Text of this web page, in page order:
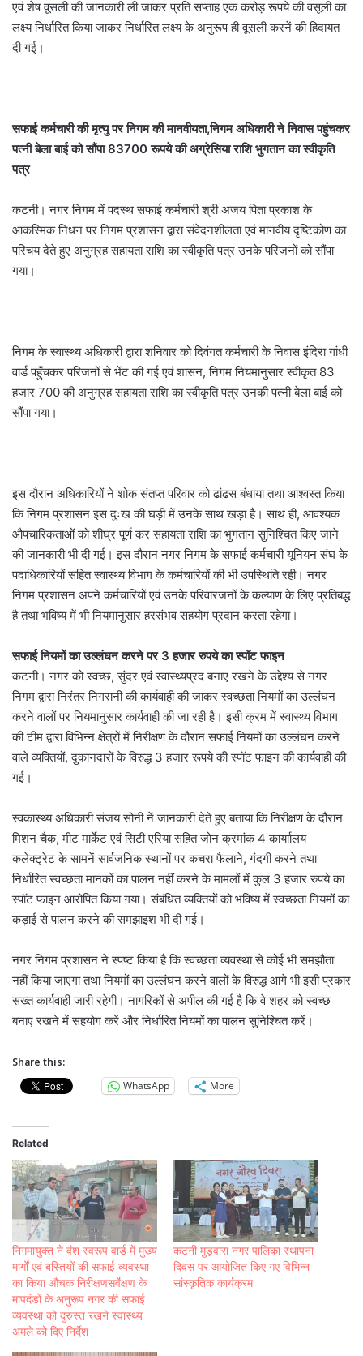
एवं शेष वूसली की जानकारी ली जाकर प्रति सप्ताह एक करोड़ रूपये की वसूली का
लक्ष्य निर्धारित किया जाकर निर्धारित लक्ष्य के अनुरूप ही वूसली करनें की हिदायत
दी गई।
सफाई कर्मचारी की मृत्यु पर निगम की मानवीयता,निगम अधिकारी ने निवास पहुंचकर
पत्नी बेला बाई को सौंपा 83700 रूपये की अग्रेसिया राशि भुगतान का स्वीकृति
पत्र
कटनी। नगर निगम में पदस्थ सफाई कर्मचारी श्री अजय पिता प्रकाश के
आकस्मिक निधन पर निगम प्रशासन द्वारा संवेदनशीलता एवं मानवीय दृष्टिकोण का
परिचय देते हुए अनुग्रह सहायता राशि का स्वीकृति पत्र उनके परिजनों को सौंपा
गया।
निगम के स्वास्थ्य अधिकारी द्वारा शनिवार को दिवंगत कर्मचारी के निवास इंदिरा गांधी
वार्ड पहुँचकर परिजनों से भेंट की गई एवं शासन, निगम नियमानुसार स्वीकृत 83
हजार 700 की अनुग्रह सहायता राशि का स्वीकृति पत्र उनकी पत्नी बेला बाई को
सौंपा गया।
इस दौरान अधिकारियों ने शोक संतप्त परिवार को ढांढस बंधाया तथा आश्वस्त किया
कि निगम प्रशासन इस दुःख की घड़ी में उनके साथ खड़ा है। साथ ही, आवश्यक
औपचारिकताओं को शीघ्र पूर्ण कर सहायता राशि का भुगतान सुनिश्चित किए जाने
की जानकारी भी दी गई। इस दौरान नगर निगम के सफाई कर्मचारी यूनियन संघ के
पदाधिकारियों सहित स्वास्थ्य विभाग के कर्मचारियों की भी उपस्थिति रही। नगर
निगम प्रशासन अपने कर्मचारियों एवं उनके परिवारजनों के कल्याण के लिए प्रतिबद्ध
है तथा भविष्य में भी नियमानुसार हरसंभव सहयोग प्रदान करता रहेगा।
सफाई नियमों का उल्लंघन करने पर 3 हजार रुपये का स्पॉट फाइन
कटनी। नगर को स्वच्छ, सुंदर एवं स्वास्थ्यप्रद बनाए रखने के उद्देश्य से नगर
निगम द्वारा निरंतर निगरानी की कार्यवाही की जाकर स्वच्छता नियमों का उल्लंघन
करने वालों पर नियमानुसार कार्यवाही की जा रही है। इसी क्रम में स्वास्थ्य विभाग
की टीम द्वारा विभिन्न क्षेत्रों में निरीक्षण के दौरान सफाई नियमों का उल्लंघन करने
वाले व्यक्तियों, दुकानदारों के विरुद्ध 3 हजार रूपये की स्पॉट फाइन की कार्यवाही की
गई।
स्वकास्थ्य अधिकारी संजय सोनी नें जानकारी देते हुए बताया कि निरीक्षण के दौरान
मिशन चैक, मीट मार्केट एवं सिटी एरिया सहित जोन क्रमांक 4 कार्याालय
कलेक्ट्रेट के सामनें सार्वजनिक स्थानों पर कचरा फैलाने, गंदगी करने तथा
निर्धारित स्वच्छता मानकों का पालन नहीं करने के मामलों में कुल 3 हजार रुपये का
स्पॉट फाइन आरोपित किया गया। संबंधित व्यक्तियों को भविष्य में स्वच्छता नियमों का
कड़ाई से पालन करने की समझाइश भी दी गई।
नगर निगम प्रशासन ने स्पष्ट किया है कि स्वच्छता व्यवस्था से कोई भी समझौता
नहीं किया जाएगा तथा नियमों का उल्लंघन करने वालों के विरुद्ध आगे भी इसी प्रकार
सख्त कार्यवाही जारी रहेगी। नागरिकों से अपील की गई है कि वे शहर को स्वच्छ
बनाए रखने में सहयोग करें और निर्धारित नियमों का पालन सुनिश्चित करें।
Share this:
WhatsApp
More
Related
निगमायुक्त ने वंश स्वरूप वार्ड में मुख्य
मार्गों एवं बस्तियों की सफाई व्यवस्था
का किया औचक निरीक्षणसर्वेक्षण के
मापदंडों के अनुरूप नगर की सफाई
व्यवस्था को दुरुस्त रखने स्वास्थ्य
अमले को दिए निर्देश
कटनी मुड़वारा नगर पालिका स्थापना
दिवस पर आयोजित किए गए विभिन्न
सांस्कृतिक कार्यक्रम